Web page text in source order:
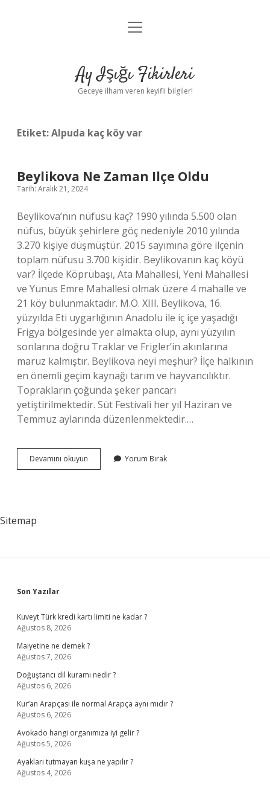
Anasayfa
Yasal Uyarı
menüyü
Ay Işığı Fikirleri
Geceye ilham veren keyifli bilgiler!
Etiket:Alpuda kaç köy var
Beylikova Ne Zaman Ilçe Oldu
Tarih: Aralık 21, 2024
Beylikova’nın nüfusu kaç? 1990 yılında 5.500 olan
nüfus, büyük şehirlere göç nedeniyle 2010 yılında
3.270 kişiye düşmüştür. 2015 sayımına göre ilçenin
toplam nüfusu 3.700 kişidir. Beylikovanın kaç köyü
var? İlçede Köprübaşı, Ata Mahallesi, Yeni Mahallesi
ve Yunus Emre Mahallesi olmak üzere 4 mahalle ve
21 köy bulunmaktadır. M.Ö. XIII. Beylikova, 16.
yüzyılda Eti uygarlığının Anadolu ile iç içe yaşadığı
Frigya bölgesinde yer almakta olup, aynı yüzyılın
sonlarına doğru Traklar ve Frigler’in akınlarına
maruz kalmıştır. Beylikova neyi meşhur? İlçe halkının
en önemli geçim kaynağı tarım ve hayvancılıktır.
Toprakların çoğunda şeker pancarı
yetiştirilmektedir. Süt Festivali her yıl Haziran ve
Temmuz aylarında düzenlenmektedir.…
Devamını okuyun Beylikova
Ne
Yorum Bırak
Sitemap
Sidebar
Son Yazılar
Kuveyt Türk kredi kartı limiti ne kadar ?
Ağustos 8, 2026
Maiyetine ne demek ?
Ağustos 7, 2026
Doğuştancı dil kuramı nedir ?
Ağustos 6, 2026
Kur’an Arapçası ile normal Arapça aynı mıdır ?
Ağustos 6, 2026
Avokado hangi organımıza iyi gelir ?
Ağustos 5, 2026
Ayakları tutmayan kuşa ne yapılır ?
Ağustos 4, 2026